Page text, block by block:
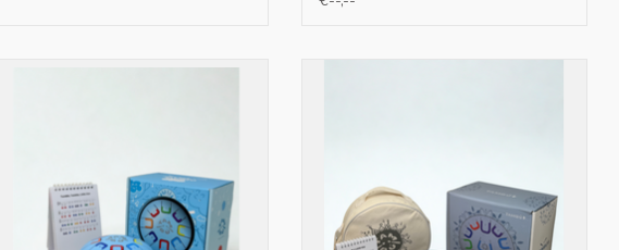
Dankzij de kleur- en nummercode en 8/11 noten, stelt
noten is de Tambu eenvoudig te spelen.
Baby Tambú - acht tonen - Sky Kite